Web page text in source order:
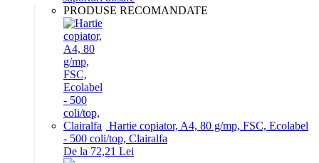
PRODUSE RECOMANDATE
Hartie copiator, A4, 80 g/mp, FSC, Ecolabel
- 500 coli/top, Clairalfa
De la 72,21 Lei